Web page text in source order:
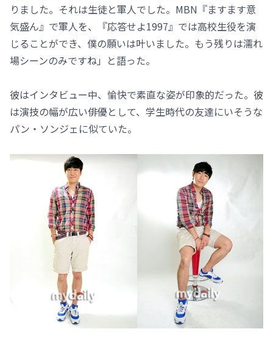
りました。それは生徒と軍人でした。MBN『ますます意
気盛ん』で軍人を、『応答せよ1997』では高校生役を演
じることができ、僕の願いは叶いました。もう残りは濡れ
場シーンのみですね」と語った。
彼はインタビュー中、愉快で素直な姿が印象的だった。彼
は演技の幅が広い俳優として、学生時代の友達にいそうな
パン・ソンジェに似ていた。